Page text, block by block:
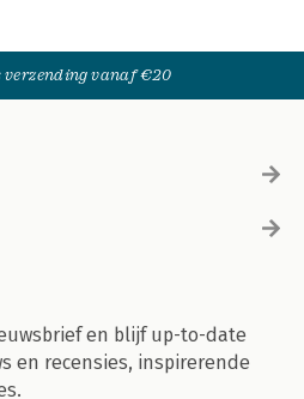
verzending vanaf €20
en blijf up-to-date
en recensies, inspirerende